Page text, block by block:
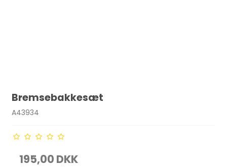
Bremsebakkesæt
A43934
195,00 DKK